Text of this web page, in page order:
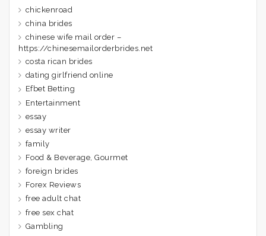
chickenroad
china brides
chinese wife mail order –
https://chinesemailorderbrides.net
costa rican brides
dating girlfriend online
Efbet Betting
Entertainment
essay
essay writer
family
Food & Beverage, Gourmet
foreign brides
Forex Reviews
free adult chat
free sex chat
Gambling